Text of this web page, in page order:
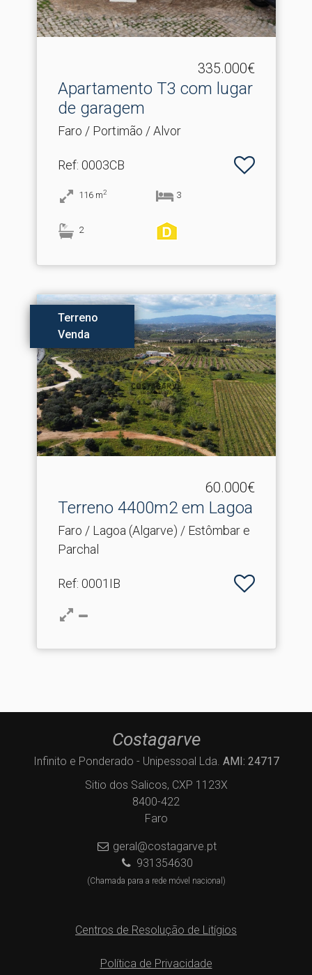
335.000€
Apartamento T3 com lugar
de garagem
Faro / Portimão / Alvor
Ref: 0003CB
116 m2 3
2
Terreno
Venda
60.000€
Terreno 4400m2 em Lagoa
Faro / Lagoa (Algarve) / Estômbar e
Parchal
Ref: 0001IB
Costagarve
Infinito e Ponderado - Unipessoal Lda. AMI: 24717
Sitio dos Salicos, CXP 1123X
8400-422
Faro
geral@costagarve.pt
931354630
(Chamada para a rede móvel nacional)
Centros de Resolução de Litígios
Política de Privacidade